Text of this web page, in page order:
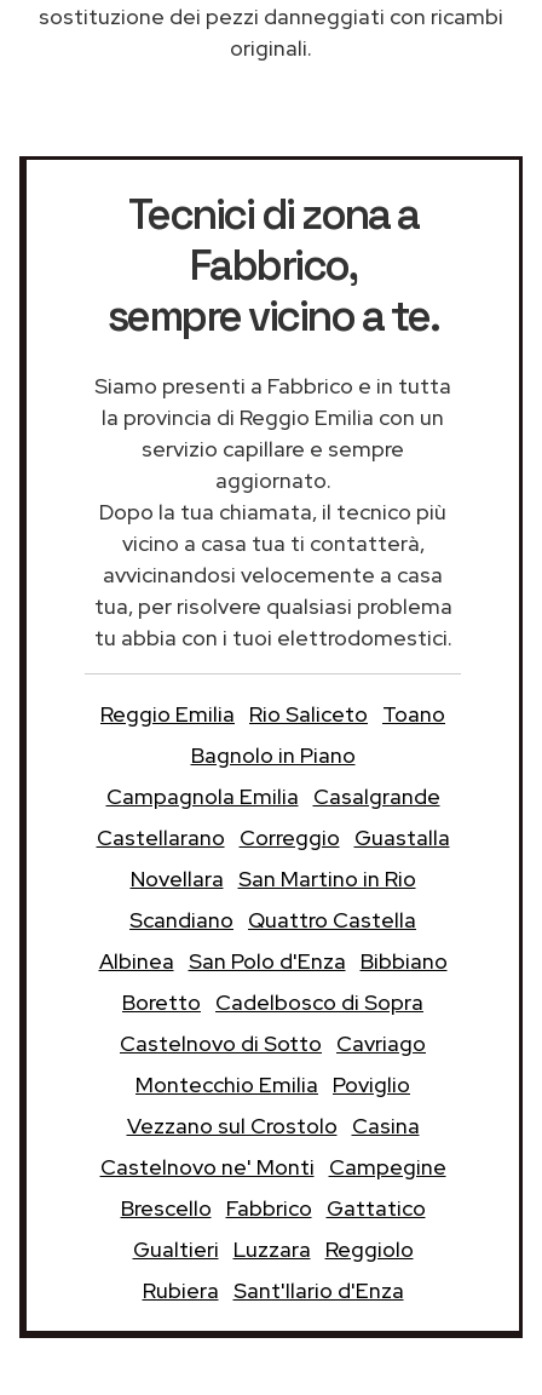
sostituzione dei pezzi danneggiati con ricambi
originali.
Tecnici di zona a
Fabbrico,
sempre vicino a te.
Siamo presenti a Fabbrico e in tutta
la provincia di Reggio Emilia con un
servizio capillare e sempre
aggiornato.
Dopo la tua chiamata, il tecnico più
vicino a casa tua ti contatterà,
avvicinandosi velocemente a casa
tua, per risolvere qualsiasi problema
tu abbia con i tuoi elettrodomestici.
Reggio Emilia Rio Saliceto
Toano
Bagnolo in Piano
Campagnola Emilia
Casalgrande
Castellarano
Correggio
Guastalla
Novellara San Martino in Rio
Scandiano
Quattro Castella
Albinea San Polo d'Enza
Bibbiano
Boretto
Cadelbosco di Sopra
Castelnovo di Sotto
Cavriago
Montecchio Emilia
Poviglio
Vezzano sul Crostolo
Casina
Castelnovo ne' Monti
Campegine
Brescello
Fabbrico
Gattatico
Gualtieri
Luzzara
Reggiolo
Rubiera Sant'Ilario d'Enza